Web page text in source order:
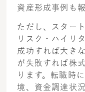
資産形成事例も
ただし、スター
リスク・ハイリ
成功すれば大き
が失敗すれば株
ります。転職時
境、資金調達状